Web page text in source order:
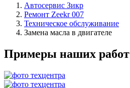
Автосервис Зикр
Ремонт Zeekr 007
Техническое обслуживание
Замена масла в двигателе
Примеры наших работ